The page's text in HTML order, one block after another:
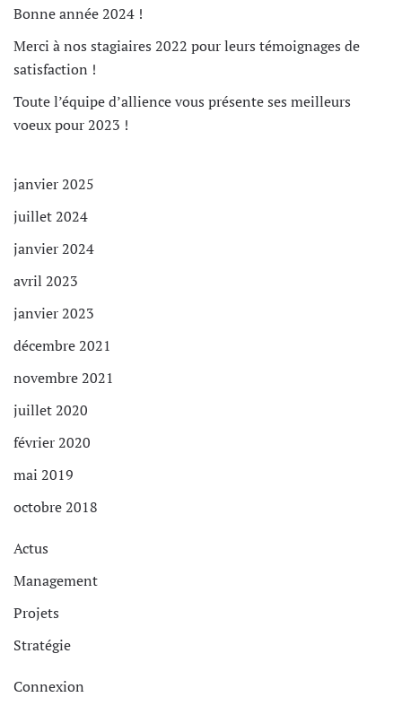
Bonne année 2024 !
Merci à nos stagiaires 2022 pour leurs témoignages de
satisfaction !
Toute l’équipe d’allience vous présente ses meilleurs
voeux pour 2023 !
janvier 2025
juillet 2024
janvier 2024
avril 2023
janvier 2023
décembre 2021
novembre 2021
juillet 2020
février 2020
mai 2019
octobre 2018
Actus
Management
Projets
Stratégie
Connexion